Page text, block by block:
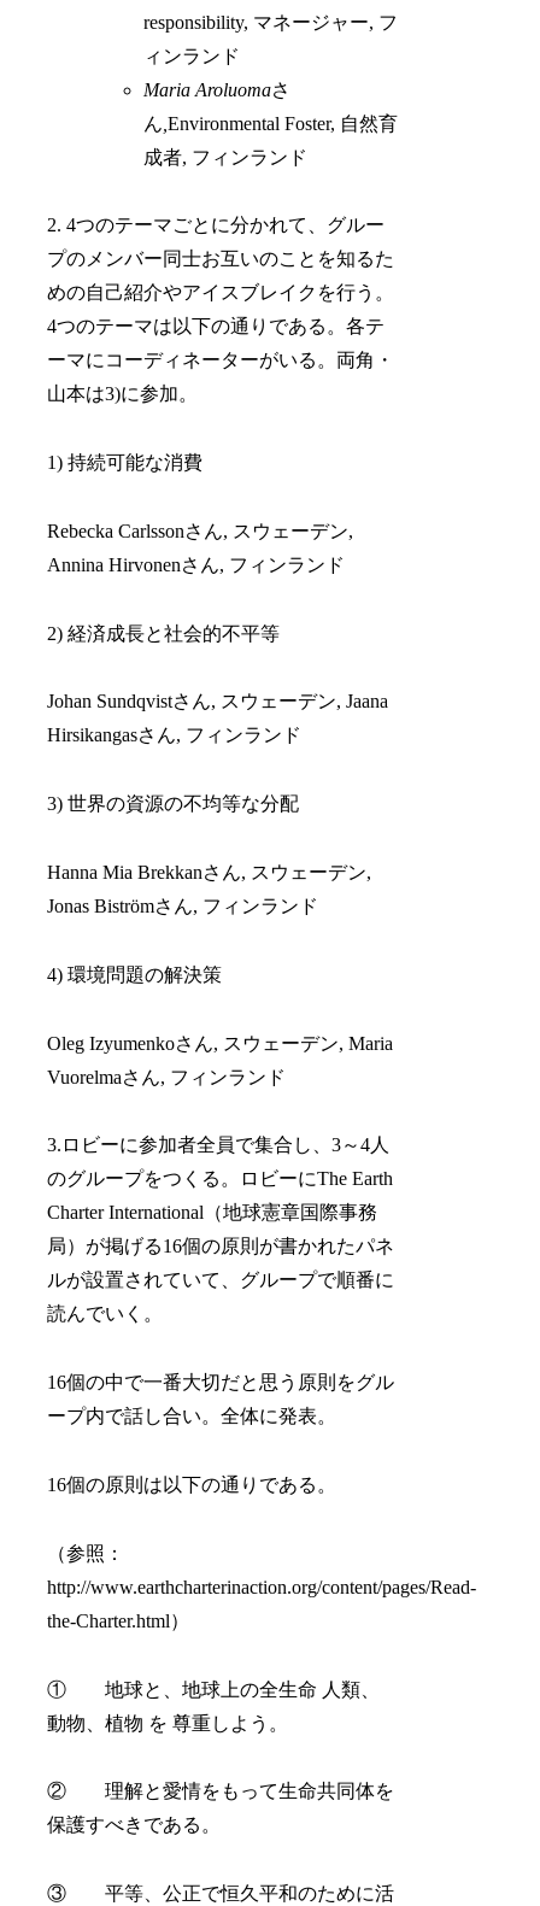
responsibility, マネージャー, フ
ィンランド
Maria Aroluomaさ
ん ,Environmental Foster, 自然育
成者, フィンランド
2. 4つのテーマごとに分かれて、グルー
プのメンバー同士お互いのことを知るた
めの自己紹介やアイスブレイクを行う。
4つのテーマは以下の通りである。各テ
ーマにコーディネーターがいる。両角・
山本は3)に参加。
1) 持続可能な消費
Rebecka Carlssonさん, スウェーデン,
Annina Hirvonenさん, フィンランド
2) 経済成長と社会的不平等
Johan Sundqvistさん, スウェーデン, Jaana
Hirsikangasさん, フィンランド
3) 世界の資源の不均等な分配
Hanna Mia Brekkanさん, スウェーデン,
Jonas Biströmさん, フィンランド
4) 環境問題の解決策
Oleg Izyumenkoさん, スウェーデン, Maria
Vuorelmaさん, フィンランド
3.ロビーに参加者全員で集合し、3～4人
のグループをつくる。ロビーにThe Earth
Charter International（地球憲章国際事務
局）が掲げる16個の原則が書かれたパネ
ルが設置されていて、グループで順番に
読んでいく。
16個の中で一番大切だと思う原則をグル
ープ内で話し合い。全体に発表。
16個の原則は以下の通りである。
（参照：
http://www.earthcharterinaction.org/content/pages/Read-
the-Charter.html）
① 地球と、地球上の全生命 人類、
動物、植物 を 尊重しよう。
② 理解と愛情をもって生命共同体を
保護すべきである。
③ 平等、公正で恒久平和のために活